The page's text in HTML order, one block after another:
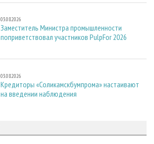
03.08.2026
Заместитель Министра промышленности
поприветствовал участников PulpFor 2026
03.08.2026
Кредиторы «Соликамскбумпрома» настаивают
на введении наблюдения